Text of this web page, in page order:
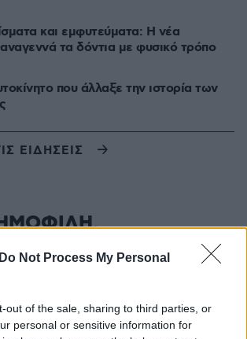
Do Not Process My Personal
out of the sale, sharing to third parties, or
personal or sensitive information for
και εμφυτεύματα: Η νέα
τα δόντια με φυσικό τρόπο
που άλλαξε την ιστορία των
ΕΙΔΗΣΕΙΣ